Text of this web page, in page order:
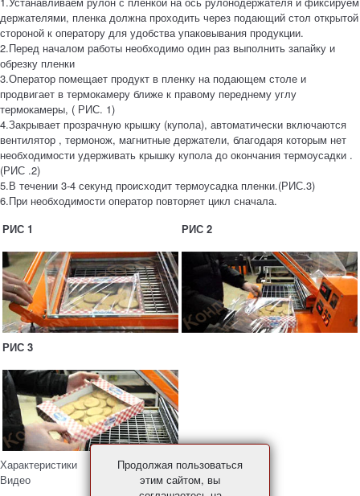
держателями, пленка должна проходить через подающий стол открытой
стороной к оператору для удобства упаковывания продукции.
2.Перед началом работы необходимо один раз выполнить запайку и
обрезку пленки
3.Оператор помещает продукт в пленку на подающем столе и
продвигает в термокамеру ближе к правому переднему углу
термокамеры, ( РИС. 1)
4.Закрывает прозрачную крышку (купола), автоматически включаются
вентилятор , термонож, магнитные держатели, благодаря которым нет
необходимости удерживать крышку купола до окончания термоусадки .
(РИС .2)
5.В течении 3-4 секунд происходит термоусадка пленки.(РИС.3)
6.При необходимости оператор повторяет цикл сначала.
РИС 1
РИС 2
РИС 3
Характеристики
Видео
Продолжая пользоваться
этим сайтом, вы